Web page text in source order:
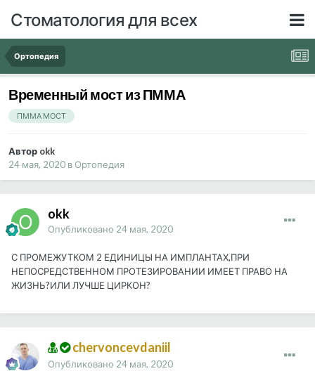
Стоматология для всех
Ортопедия
Временный мост из ПММА
ПММА МОСТ
Автор okk
24 мая, 2020 в Ортопедия
okk
Опубликовано 24 мая, 2020
С ПРОМЕЖУТКОМ 2 ЕДИНИЦЫ НА ИМПЛАНТАХ,ПРИ
НЕПОСРЕДСТВЕННОМ ПРОТЕЗИРОВАНИИ ИМЕЕТ ПРАВО НА
ЖИЗНЬ?ИЛИ ЛУЧШЕ ЦИРКОН?
chervoncevdaniil
Опубликовано 24 мая, 2020